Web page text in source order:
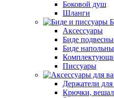
Боковой душ
Шланги
Аксессуары
Биде
Биде
Писсуары
Держатели
Крючки,